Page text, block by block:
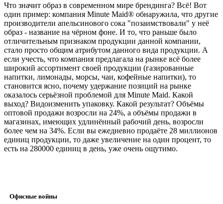
Что значит образ в современном мире брендинга? Всё! Вот
один пример: компания Minute Maid® обнаружила, что другие
производители апельсинового сока "позаимствовали" у неё
образ - название на чёрном фоне. И то, что раньше было
отличительным признаком продукции данной компании,
стало просто общим атрибутом данного вида продукции. А
если учесть, что компания предлагала на рынке всё более
широкий ассортимент своей продукции (газированные
напитки, лимонады, морсы, чаи, кофейные напитки), то
становится ясно, почему удержание позиций на рынке
оказалось серьёзной проблемой для Minute Maid. Какой
выход? Видоизменить упаковку. Какой результат? Объёмы
оптовой продажи возросли на 24%, а объёмы продажи в
магазинах, имеющих удлинённый рабочий день, возросли
более чем на 34%. Если вы ежедневно продаёте 28 миллионов
единиц продукции, то даже увеличение на один процент, то
есть на 280000 единиц в день, уже очень ощутимо.
Офисные войны